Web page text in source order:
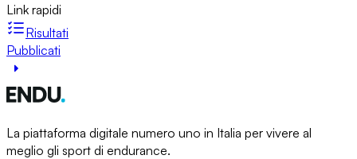
Link rapidi
Risultati
Pubblicati
La piattaforma digitale numero uno in Italia per vivere al
meglio gli sport di endurance.